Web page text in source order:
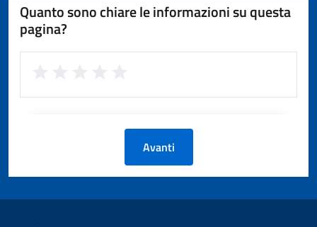
Quanto sono chiare le informazioni su questa
pagina?
Avanti